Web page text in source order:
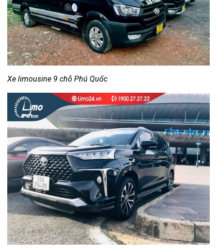
Xe limousine 9 chỗ Phú Quốc